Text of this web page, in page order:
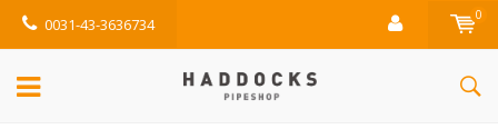
0031-43-3636734 0